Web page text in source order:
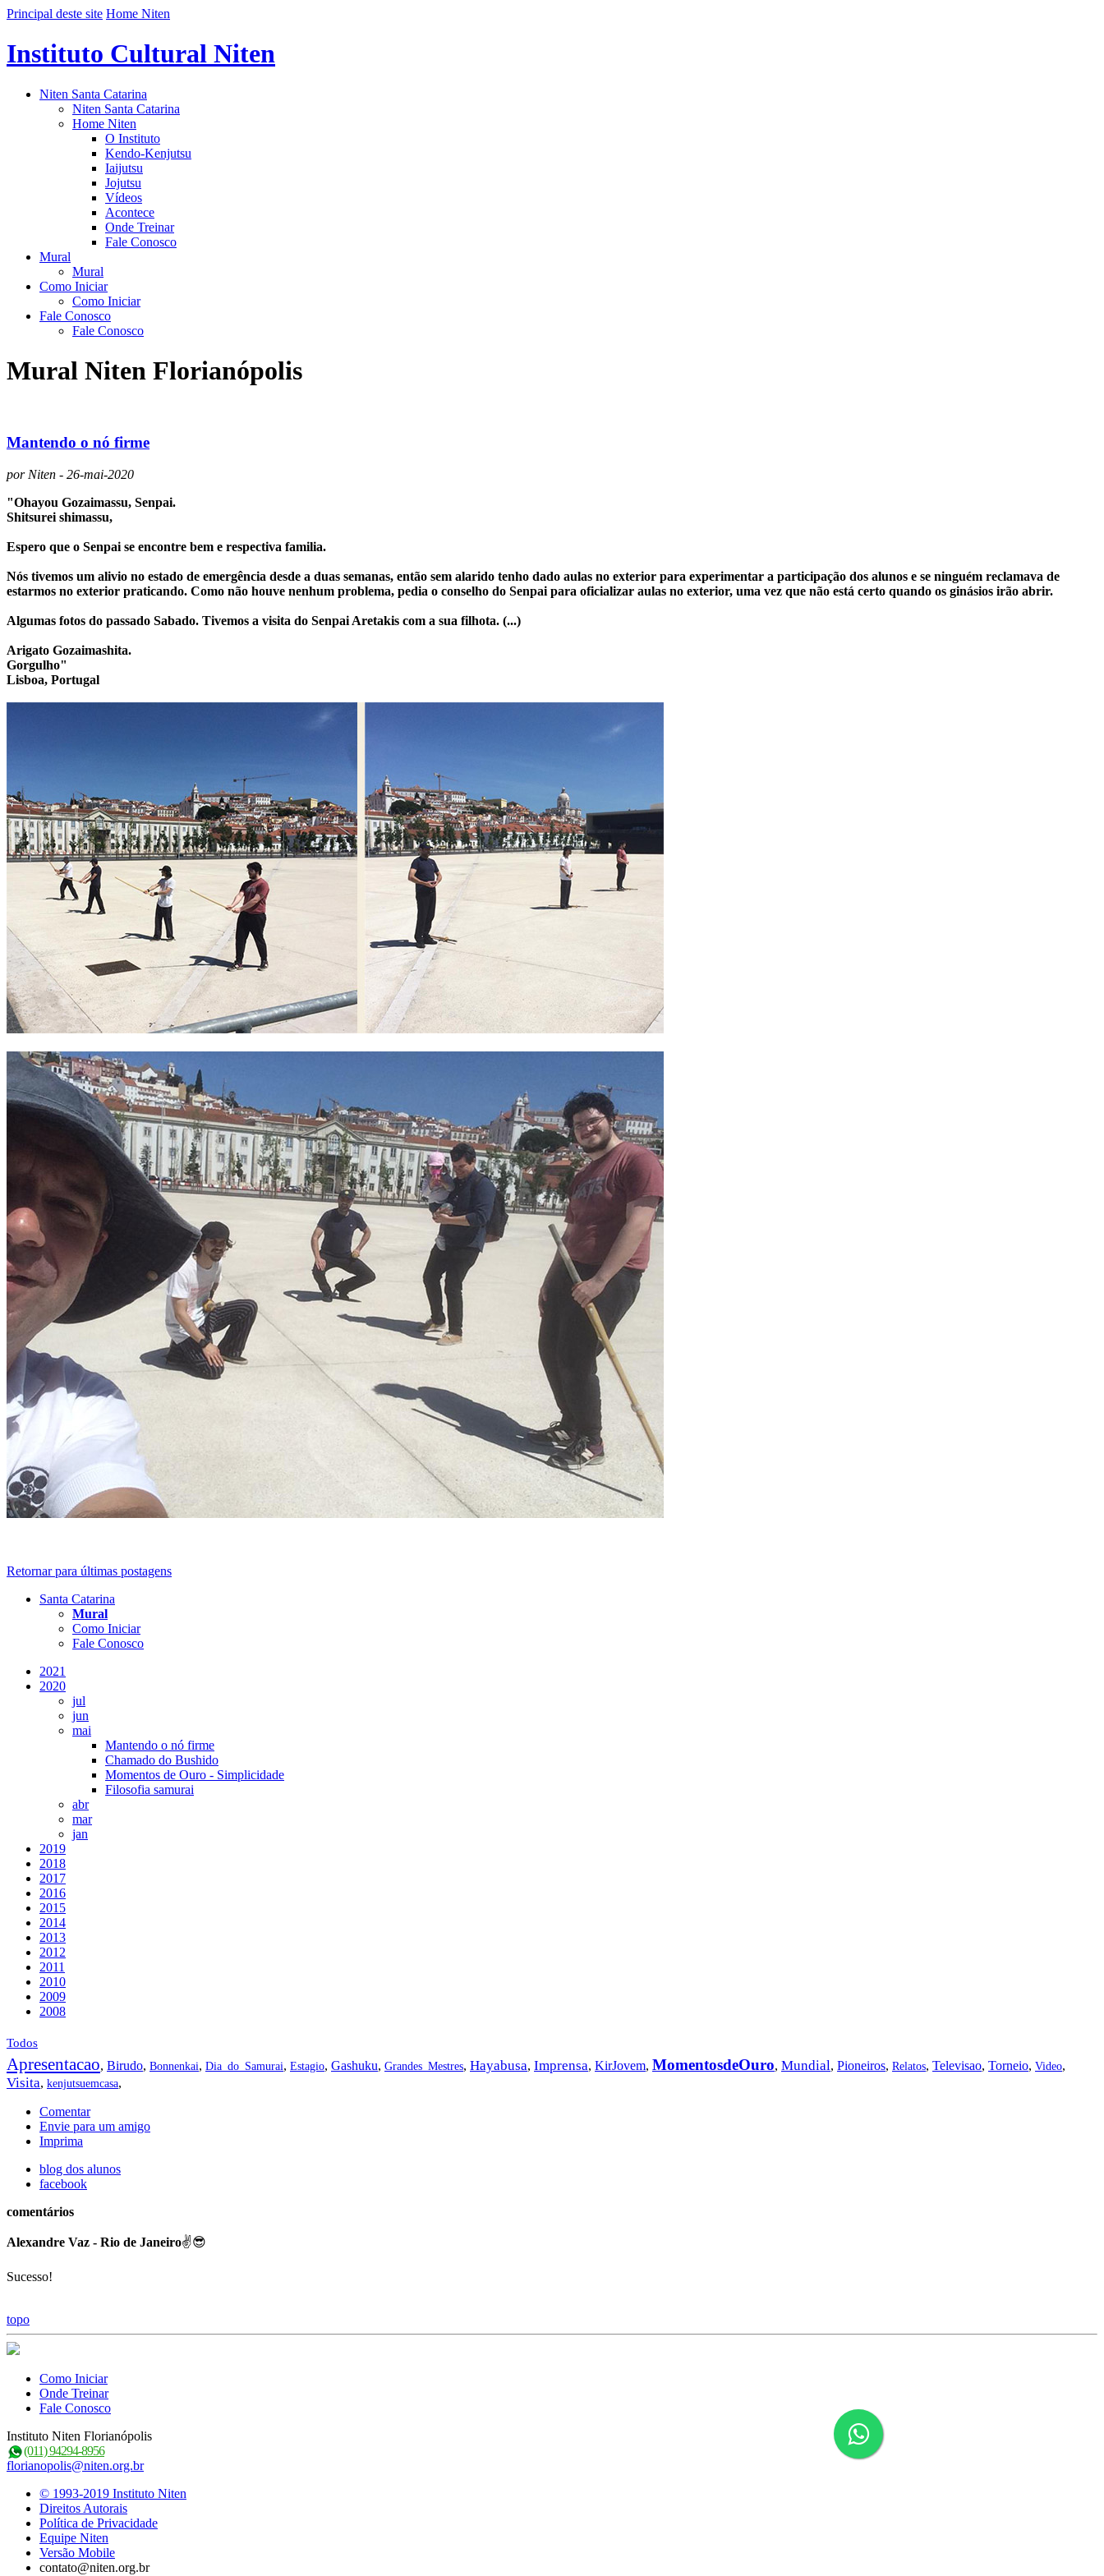
Principal deste site Home Niten
Instituto Cultural Niten
Niten Santa Catarina
Niten Santa Catarina
Home Niten
O Instituto
Kendo-Kenjutsu
Iaijutsu
Jojutsu
Vídeos
Acontece
Onde Treinar
Fale Conosco
Mural
Mural
Como Iniciar
Como Iniciar
Fale Conosco
Fale Conosco
Mural Niten Florianópolis
Mantendo o nó firme
por Niten - 26-mai-2020
"Ohayou Gozaimassu, Senpai.
Shitsurei shimassu,
Espero que o Senpai se encontre bem e respectiva familia.
Nós tivemos um alivio no estado de emergência desde a duas semanas, então sem alarido tenho dado aulas no exterior para experimentar a participação dos alunos e se ninguém reclamava de
estarmos no exterior praticando. Como não houve nenhum problema, pedia o conselho do Senpai para oficializar aulas no exterior, uma vez que não está certo quando os ginásios irão abrir.
Algumas fotos do passado Sabado. Tivemos a visita do Senpai Aretakis com a sua filhota. (...)
Arigato Gozaimashita.
Gorgulho"
Lisboa, Portugal
Retornar para últimas postagens
Santa Catarina
Mural
Como Iniciar
Fale Conosco
2021
2020
jul
jun
mai
Mantendo o nó firme
Chamado do Bushido
Momentos de Ouro - Simplicidade
Filosofia samurai
abr
mar
jan
2019
2018
2017
2016
2015
2014
2013
2012
2011
2010
2009
2008
Todos
Apresentacao, Birudo, Bonnenkai, Dia_do_Samurai, Estagio, Gashuku, Grandes_Mestres, Hayabusa, Imprensa, KirJovem, MomentosdeOuro, Mundial, Pioneiros, Relatos, Televisao, Torneio, Video,
Visita, kenjutsuemcasa,
Comentar
Envie para um amigo
Imprima
blog dos alunos
facebook
comentários
Alexandre Vaz - Rio de Janeiro✌😎
Sucesso!
topo
Como Iniciar
Onde Treinar
Fale Conosco
Instituto Niten Florianópolis
(011) 94294-8956
florianopolis@niten.org.br
© 1993-2019 Instituto Niten
Direitos Autorais
Política de Privacidade
Equipe Niten
Versão Mobile
contato@niten.org.br